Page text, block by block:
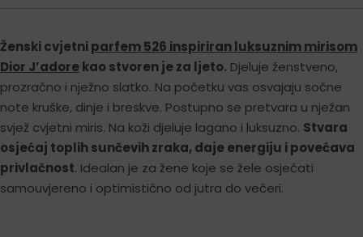
Ženski cvjetniparfem 526 inspiriran luksuznim mirisom
Dior J’adorekao stvoren je za ljeto. Djeluje ženstveno,
prozračno i nježno slatko. Na početku vas osvajaju sočne
note kruške, dinje i breskve. Postupno se pretvara u nježan
svjež cvjetni miris. Na koži djeluje lagano i luksuzno. Stvara
osjećaj toplih sunčevih zraka, daje energiju i povećava
privlačnost. Idealan je za žene koje se žele osjećati
samouvjereno i optimistično od jutra do večeri.